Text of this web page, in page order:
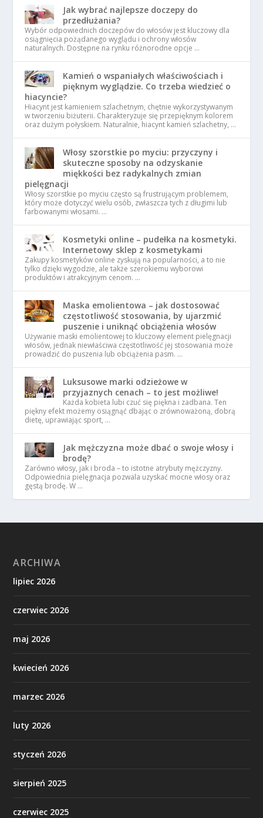
Jak wybrać najlepsze doczepy do
przedłużania?
Wybór odpowiednich doczepów do włosów jest kluczowy dla
osiągnięcia pożądanego wyglądu i ochrony włosów
naturalnych. Dostępne na rynku różnorodne opcje …
Kamień o wspaniałych właściwościach i
pięknym wyglądzie. Co trzeba wiedzieć o
hiacyncie?
Hiacynt jest kamieniem szlachetnym, chętnie wykorzystywanym
w tworzeniu biżuterii. Charakteryzuje się przepięknym kolorem
oraz dużym połyskiem. Naturalnie, hiacynt kamień szlachetny, …
Włosy szorstkie po myciu: przyczyny i
skuteczne sposoby na odzyskanie
miękkości bez radykalnych zmian
pielęgnacji
Włosy szorstkie po myciu często są frustrującym problemem,
który może dotyczyć wielu osób, zwłaszcza tych z długimi lub
farbowanymi włosami. …
Kosmetyki online – pudełka na kosmetyki.
Internetowy sklep z kosmetykami
Zakupy kosmetyków online zyskują na popularności, a to nie
tylko dzięki wygodzie, ale także szerokiemu wyborowi
produktów i atrakcyjnym cenom. …
Maska emolientowa – jak dostosować
częstotliwość stosowania, by ujarzmić
puszenie i uniknąć obciążenia włosów
Używanie maski emolientowej to kluczowy element pielęgnacji
włosów, jednak niewłaściwa częstotliwość jej stosowania może
prowadzić do puszenia lub obciążenia pasm. …
Luksusowe marki odzieżowe w
przyjaznych cenach – to jest możliwe!
Każda kobieta lubi czuć się piękna i zadbana. Ten
piękny efekt możemy osiągnąć dbając o zrównoważoną, dobrą
dietę, uprawiając sport, …
Jak mężczyzna może dbać o swoje włosy i
brodę?
Zarówno włosy, jak i broda – to istotne atrybuty mężczyzny.
Odpowiednia pielęgnacja pozwala uzyskać mocne włosy oraz
gęstą brodę. W …
ARCHIWA
lipiec 2026
czerwiec 2026
maj 2026
kwiecień 2026
marzec 2026
luty 2026
styczeń 2026
sierpień 2025
czerwiec 2025